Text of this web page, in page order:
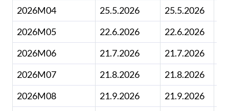
2026M04
25.5.2026
25.5.2026
2026M05
22.6.2026
22.6.2026
2026M06
21.7.2026 21.7.2026
2026M07
21.8.2026
21.8.2026
2026M08
21.9.2026
21.9.2026